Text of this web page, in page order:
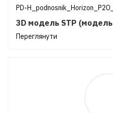
PD-
3D модель STP
Переглянути